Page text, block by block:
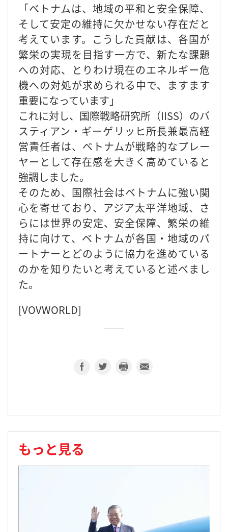
「ベトナムは、地域の平和と安全保障、
そして安定の維持に欠かせない存在だと
考えています。こうした貢献は、各国が
繁栄の実現を目指す一方で、新たな課題
への対応、とりわけ現在のエネルギー危
機への対処が求められる中で、ますます
重要になっています」
これに対し、国際戦略研究所（IISS）のバ
スティアン・ギーゲリッヒ所長兼最高経
営責任者は、ベトナムが戦略的なプレー
ヤーとして存在感を大きく高めていると
強調しました。
そのため、国際社会はベトナムに強い関
心を寄せており、アジア太平洋地域、さ
らには世界の安定、安全保障、繁栄の維
持に向けて、ベトナムが各国・地域のパ
ートナーとどのように協力を進めている
のかを知りたいと考えていると述べまし
た。
[VOVWORLD]
もっと見る